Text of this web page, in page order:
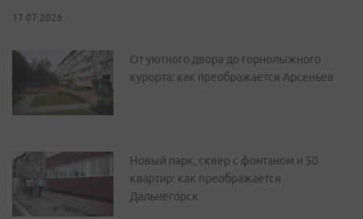
17.07.2026
От уютного двора до горнолыжного
курорта: как преображается Арсеньев
Новый парк, сквер с фонтаном и 50
квартир: как преображается
Дальнегорск